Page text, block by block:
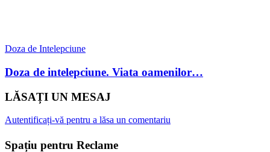
Doza de Intelepciune
Doza de intelepciune. Viata oamenilor…
LĂSAȚI UN MESAJ
Autentificați-vă pentru a lăsa un comentariu
Spațiu pentru Reclame